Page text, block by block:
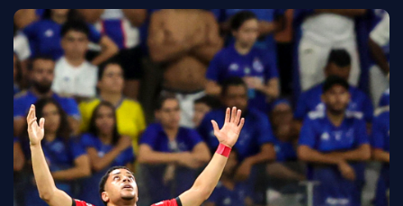
CDM 2026
EDF
PSG
LIGUE 1
REAL MADRID
FC BARCELONE
MANCHESTER UNITED
CHELSEA
ARSENAL